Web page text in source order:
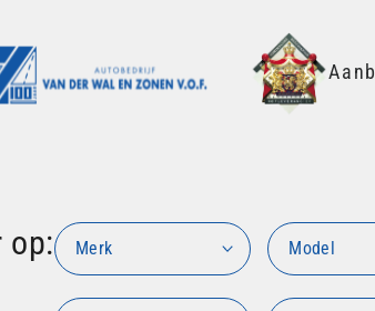
op: Merk Model